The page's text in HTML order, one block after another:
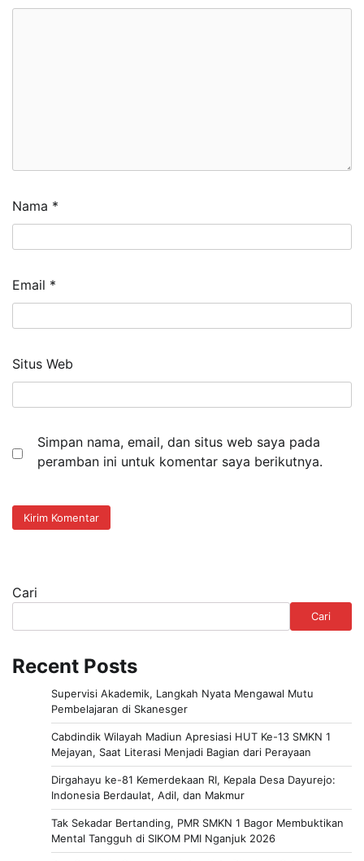
Nama *
Email *
Situs Web
Simpan nama, email, dan situs web saya pada
peramban ini untuk komentar saya berikutnya.
Cari
Cari
Recent Posts
Supervisi Akademik, Langkah Nyata Mengawal Mutu
Pembelajaran di Skanesger
Cabdindik Wilayah Madiun Apresiasi HUT Ke-13 SMKN 1
Mejayan, Saat Literasi Menjadi Bagian dari Perayaan
Dirgahayu ke-81 Kemerdekaan RI, Kepala Desa Dayurejo:
Indonesia Berdaulat, Adil, dan Makmur
Tak Sekadar Bertanding, PMR SMKN 1 Bagor Membuktikan
Mental Tangguh di SIKOM PMI Nganjuk 2026